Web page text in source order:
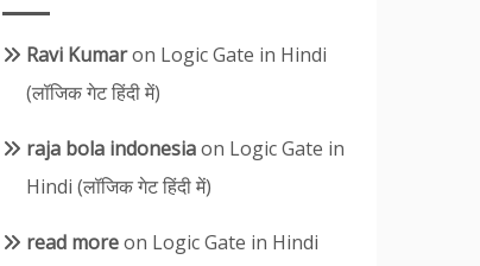
Ravi Kumaron Logic Gate in Hindi
(लॉजिक गेट हिंदी में)
raja bola indonesiaon Logic Gate in
Hindi (लॉजिक गेट हिंदी में)
read moreon Logic Gate in Hindi